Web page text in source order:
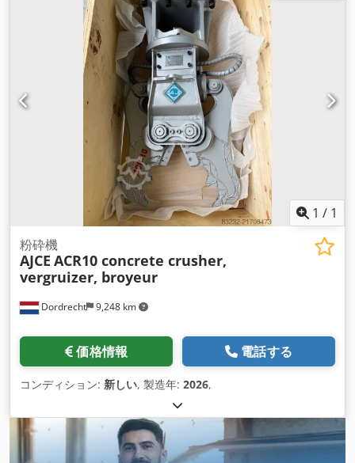
1 / 1
Dordrecht 9,248 km
粉砕機
AJCE ACR10 concrete crusher,
vergruizer, broyeur
価格情報 電話する
コンディション: 新しい, 製造年: 2026,